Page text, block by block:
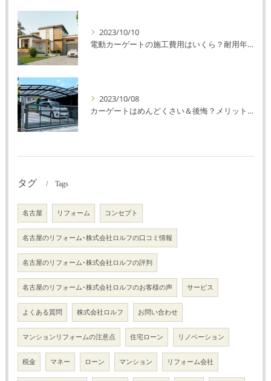
2023/10/10
電動カーゲートの施工費用はいくら？耐用年数や注意点を解説！
2023/10/08
カーゲートはめんどくさい＆後悔？メリット・デメリットを解説！
タグ Tags
名古屋 リフォーム コンセプト
名古屋のリフォーム･株式会社ロルフの口コミ情報
名古屋のリフォーム･株式会社ロルフの評判
名古屋のリフォーム･株式会社ロルフのお客様の声 サービス
よくある質問 株式会社ロルフ お問い合わせ
マンションリフォームの注意点 住宅ローン リノベーション
税金 マネー ローン マンション リフォーム会社